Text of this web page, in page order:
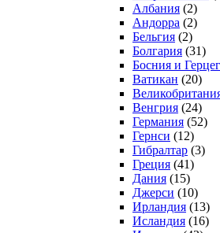
Албания (2)
Андорра (2)
Бельгия (2)
Болгария (31)
Босния и
Ватикан (20)
Венгрия (24)
Германия (52)
Гернси (12)
Гибралтар (3)
Греция (41)
Дания (15)
Джерси (10)
Ирландия (13)
Исландия (16)